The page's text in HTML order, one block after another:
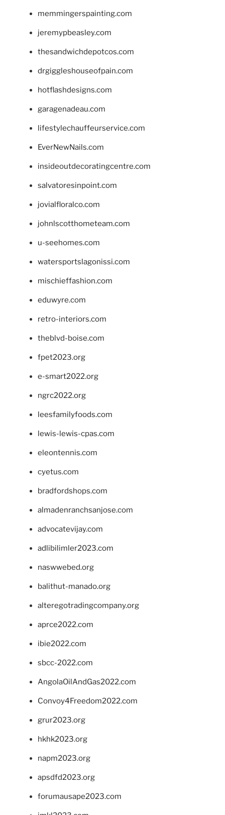
memmingerspainting.com
jeremypbeasley.com
thesandwichdepotcos.com
drgiggleshouseofpain.com
hotflashdesigns.com
garagenadeau.com
lifestylechauffeurservice.com
EverNewNails.com
insideoutdecoratingcentre.com
salvatoresinpoint.com
jovialfloralco.com
johnlscotthometeam.com
u-seehomes.com
watersportslagonissi.com
mischieffashion.com
eduwyre.com
retro-interiors.com
theblvd-boise.com
fpet2023.org
e-smart2022.org
ngrc2022.org
leesfamilyfoods.com
lewis-lewis-cpas.com
eleontennis.com
cyetus.com
bradfordshops.com
almadenranchsanjose.com
advocatevijay.com
adlibilimler2023.com
naswwebed.org
balithut-manado.org
alteregotradingcompany.org
aprce2022.com
ibie2022.com
sbcc-2022.com
AngolaOilAndGas2022.com
Convoy4Freedom2022.com
grur2023.org
hkhk2023.org
napm2023.org
apsdfd2023.org
forumausape2023.com